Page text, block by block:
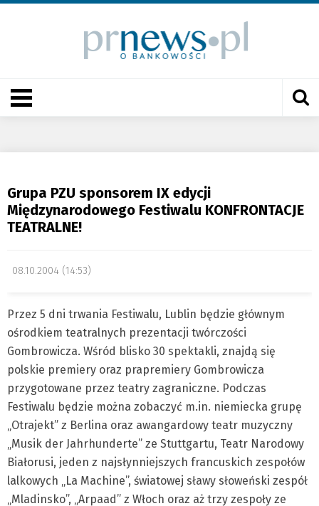
Grupa PZU sponsorem IX edycji
Międzynarodowego Festiwalu KONFRONTACJE
TEATRALNE!
08.10.2004 (14:53)
Przez 5 dni trwania Festiwalu, Lublin będzie głównym
ośrodkiem teatralnych prezentacji twórczości
Gombrowicza. Wśród blisko 30 spektakli, znajdą się
polskie premiery oraz prapremiery Gombrowicza
przygotowane przez teatry zagraniczne. Podczas
Festiwalu będzie można zobaczyć m.in. niemiecka grupę
„Otrajekt” z Berlina oraz awangardowy teatr muzyczny
„Musik der Jahrhunderte” ze Stuttgartu, Teatr Narodowy
Białorusi, jeden z najsłynniejszych francuskich zespołów
lalkowych „La Machine”, światowej sławy słoweński zespół
„Mladinsko”, „Arpaad” z Włoch oraz aż trzy zespoły ze